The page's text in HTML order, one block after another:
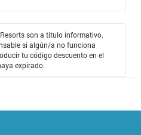
de descuento y al mismo
comprador con su gran variedad
encontré fue Blue Bay Resorts,
Blue Bay Resorts, reconocida
servicio y su larga
en 16 destinos. Sin dudarlo, decidí
son a título informativo.
si algún/a no funciona
tu código descuento en el
expirado.